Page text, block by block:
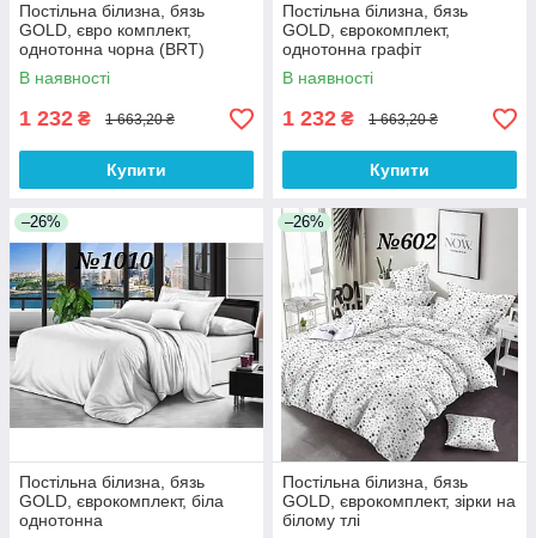
Постільна білизна, бязь
GOLD, євро комплект,
однотонна чорна (BRT)
В наявності
1 232 ₴ 1 663,20 ₴
Купити
Постільна білизна, бязь
GOLD, єврокомплект,
однотонна графіт
В наявності
1 232 ₴ 1 663,20 ₴
Купити
–26%
Постільна білизна, бязь
GOLD, єврокомплект, біла
однотонна
–26%
Постільна білизна, бязь
GOLD, єврокомплект, зірки на
білому тлі